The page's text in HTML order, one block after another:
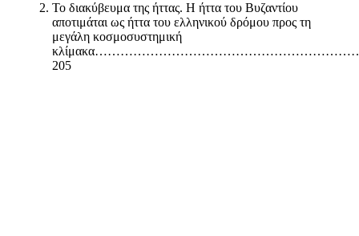
Το διακύβευμα της ήττας. Η ήττα του Βυζαντίου
αποτιμάται ως ήττα του ελληνικού δρόμου προς τη
μεγάλη κοσμοσυστημική
205